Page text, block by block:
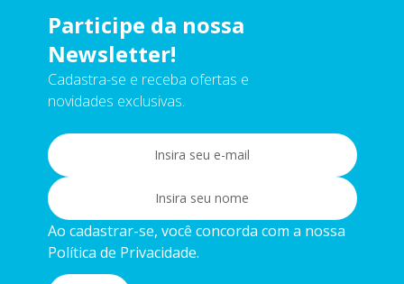
Participe da nossa
Newsletter!
Cadastra-se e receba ofertas e
novidades exclusivas.
Ao cadastrar-se, você concorda com a nossa
Política de Privacidade.